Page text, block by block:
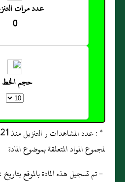
عدد مرات
0
حجم
لمجموع المواد المتعلقة بموضوع المادة
- تم تسجيل هذه المادة بالموقع بتاريخ : 23/03/2015